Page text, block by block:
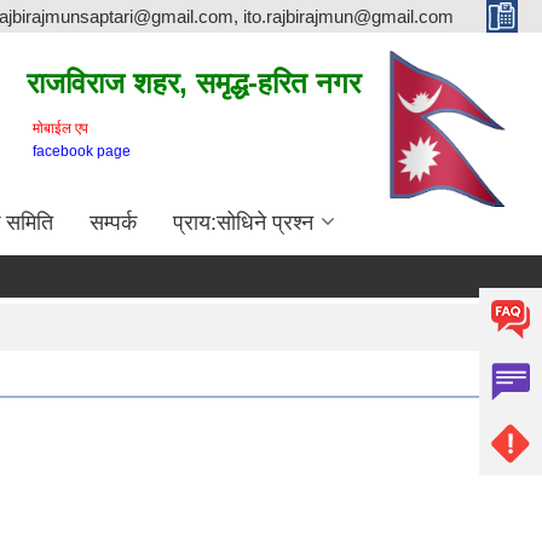
ito.rajbirajmun@gmail.com
राजविराज शहर, समृद्ध-हरित नगर
माेबाईल एप
facebook page
समिति सम्पर्क प्राय:सोधिने प्रश्न